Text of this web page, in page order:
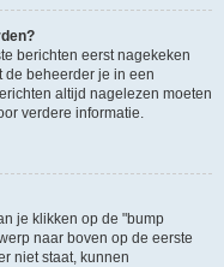
berichten eerst nagekeken
de beheerder je in een
altijd nagelezen moeten
verdere informatie.
je klikken op de "bump
naar boven op de eerste
niet staat, kunnen